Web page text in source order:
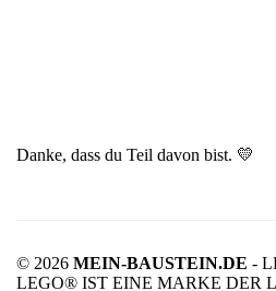
Danke, dass du Teil davon bist. 💛
© 2026 MEIN-BAUSTEIN.DE -
LEGO® IST EINE MARKE DER